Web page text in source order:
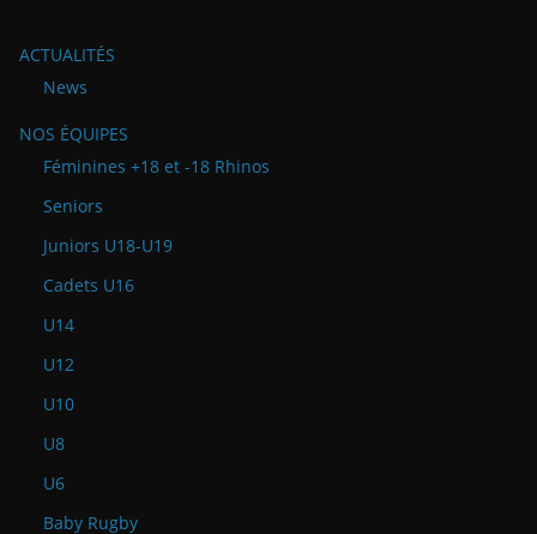
ACTUALITÉS
News
NOS ÉQUIPES
Féminines +18 et -18 Rhinos
Seniors
Juniors U18-U19
Cadets U16
U14
U12
U10
U8
U6
Baby Rugby